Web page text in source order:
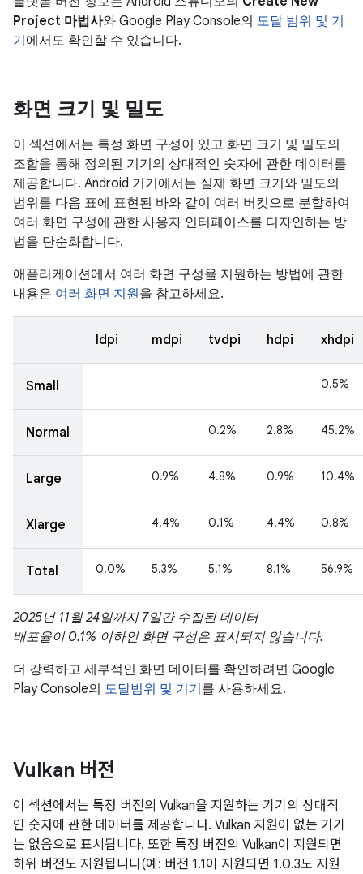
Vulkan 버전
이 섹션에서는 특정 버전의 Vulkan을 지원하는 기기의 상대적
인 숫자에 관한 데이터를 제공합니다. Vulkan 지원이 없는 기기
는 없음으로 표시됩니다. 또한 특정 버전의 Vulkan이 지원되면
하위 버전도 지원됩니다(예: 버전 1.1이 지원되면 1.0.3도 지원